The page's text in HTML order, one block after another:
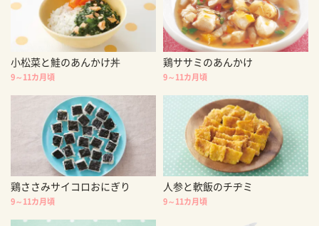
小松菜と鮭のあんかけ丼
9～11カ月頃
鶏ササミのあんかけ
9～11カ月頃
鶏ささみサイコロおにぎり
9～11カ月頃
人参と軟飯のチヂミ
9～11カ月頃